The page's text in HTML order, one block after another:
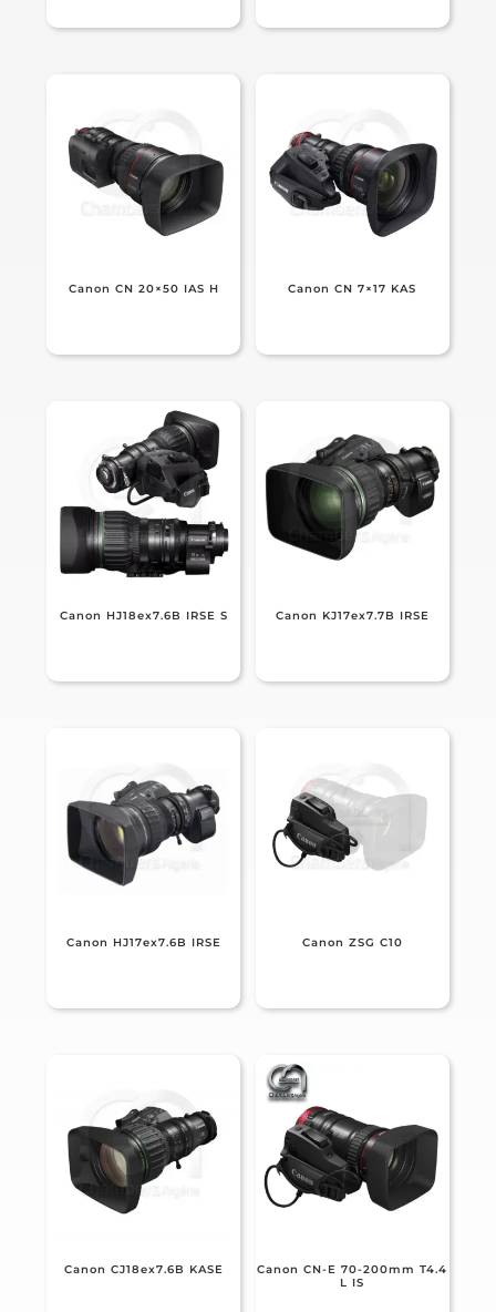
Canon CN 20×50 IAS H Canon CN 7×17 KAS
Canon HJ18ex7.6B IRSE S Canon KJ17ex7.7B IRSE
Canon HJ17ex7.6B IRSE Canon ZSG C10
Canon CJ18ex7.6B KASE
Canon CN-E 70-200mm T4.4
L IS